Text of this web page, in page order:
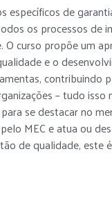
específicos de
os processos de
curso propõe um
e o
contribuindo
– tudo
se destacar no
MEC e atua ou
de qualidade, este